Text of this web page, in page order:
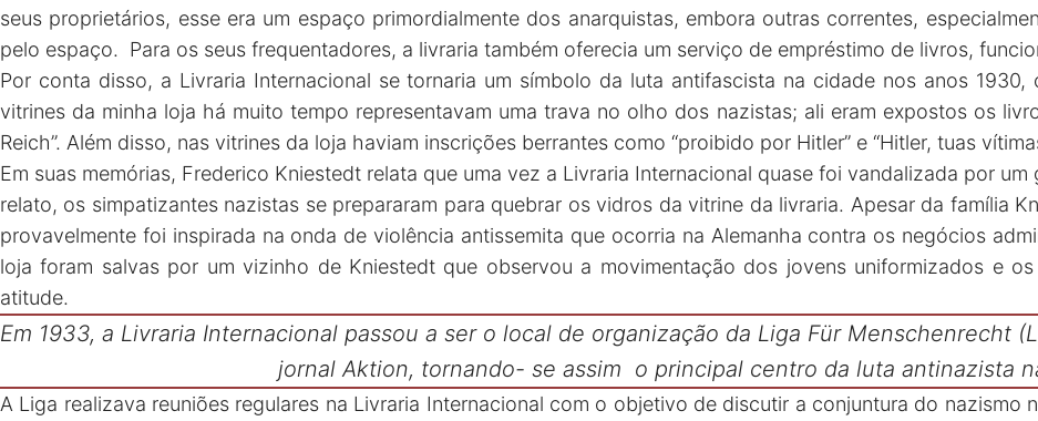
seus proprietários, esse era um espaço primordialmente dos anarquistas, embora outras correntes,
pelo espaço. Para os seus frequentadores, a livraria também oferecia um serviço de empréstimo de livros,
Por conta disso, a Livraria Internacional se tornaria um símbolo da luta antifascista na cidade nos anos 1930,
vitrines da minha loja há muito tempo representavam uma trava no olho dos nazistas; ali eram expostos os
Reich”. Além disso, nas vitrines da loja haviam inscrições berrantes como “proibido por Hitler” e “Hitler, tuas
Em suas memórias, Frederico Kniestedt relata que uma vez a Livraria Internacional quase foi vandalizada por
relato, os simpatizantes nazistas se prepararam para quebrar os vidros da vitrine da livraria. Apesar da família
provavelmente foi inspirada na onda de violência antissemita que ocorria na Alemanha contra os negócios
loja foram salvas por um vizinho de Kniestedt que observou a movimentação dos jovens uniformizados e
atitude.
Em 1933, a Livraria Internacional passou a ser o local de organização da Liga Für Menschenrecht
jornal Aktion, tornando- se assim o principal centro da luta antinazista
A Liga realizava reuniões regulares na Livraria Internacional com o objetivo de discutir a conjuntura do nazismo